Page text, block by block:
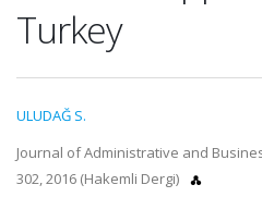
Turkey
ULUDAĞ S.
Journal of Administrative and
302, 2016 (Hakemli Dergi)